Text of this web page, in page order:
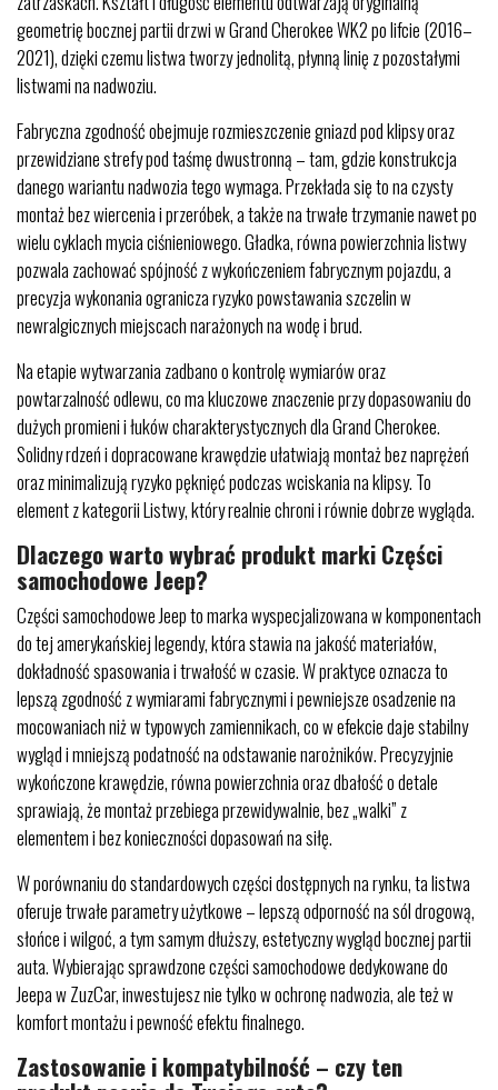
geometrię bocznej partii drzwi w Grand Cherokee WK2 po lifcie (2016–
2021), dzięki czemu listwa tworzy jednolitą, płynną linię z pozostałymi
listwami na nadwoziu.
Fabryczna zgodność obejmuje rozmieszczenie gniazd pod klipsy oraz
przewidziane strefy pod taśmę dwustronną – tam, gdzie konstrukcja
danego wariantu nadwozia tego wymaga. Przekłada się to na czysty
montaż bez wiercenia i przeróbek, a także na trwałe trzymanie nawet po
wielu cyklach mycia ciśnieniowego. Gładka, równa powierzchnia listwy
pozwala zachować spójność z wykończeniem fabrycznym pojazdu, a
precyzja wykonania ogranicza ryzyko powstawania szczelin w
newralgicznych miejscach narażonych na wodę i brud.
Na etapie wytwarzania zadbano o kontrolę wymiarów oraz
powtarzalność odlewu, co ma kluczowe znaczenie przy dopasowaniu do
dużych promieni i łuków charakterystycznych dla Grand Cherokee.
Solidny rdzeń i dopracowane krawędzie ułatwiają montaż bez naprężeń
oraz minimalizują ryzyko pęknięć podczas wciskania na klipsy. To
element z kategorii Listwy, który realnie chroni i równie dobrze wygląda.
Dlaczego warto wybrać produkt marki Części
samochodowe Jeep?
Części samochodowe Jeep to marka wyspecjalizowana w komponentach
do tej amerykańskiej legendy, która stawia na jakość materiałów,
dokładność spasowania i trwałość w czasie. W praktyce oznacza to
lepszą zgodność z wymiarami fabrycznymi i pewniejsze osadzenie na
mocowaniach niż w typowych zamiennikach, co w efekcie daje stabilny
wygląd i mniejszą podatność na odstawanie narożników. Precyzyjnie
wykończone krawędzie, równa powierzchnia oraz dbałość o detale
sprawiają, że montaż przebiega przewidywalnie, bez „walki” z
elementem i bez konieczności dopasowań na siłę.
W porównaniu do standardowych części dostępnych na rynku, ta listwa
oferuje trwałe parametry użytkowe – lepszą odporność na sól drogową,
słońce i wilgoć, a tym samym dłuższy, estetyczny wygląd bocznej partii
auta. Wybierając sprawdzone części samochodowe dedykowane do
Jeepa w ZuzCar, inwestujesz nie tylko w ochronę nadwozia, ale też w
komfort montażu i pewność efektu finalnego.
Zastosowanie i kompatybilność – czy ten